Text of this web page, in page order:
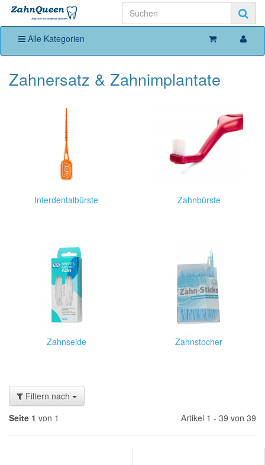
Alle Kategorien
Zahnersatz & Zahnimplantate
Interdentalbürste Zahnbürste
Zahnseide Zahnstocher
Filtern nach
Seite 1 von 1 Artikel 1 - 39 von 39